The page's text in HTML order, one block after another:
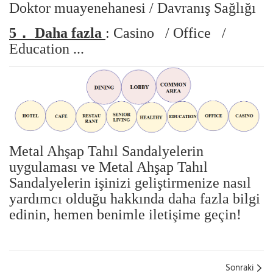
Doktor muayenehanesi / Davranış Sağlığı
5． Daha fazla : Casino / Office
/
Education ...
Metal Ahşap Tahıl Sandalyelerin
uygulaması ve Metal Ahşap Tahıl
Sandalyelerin işinizi geliştirmenize nasıl
yardımcı olduğu hakkında daha fazla bilgi
edinin, hemen benimle iletişime geçin!
Sonraki